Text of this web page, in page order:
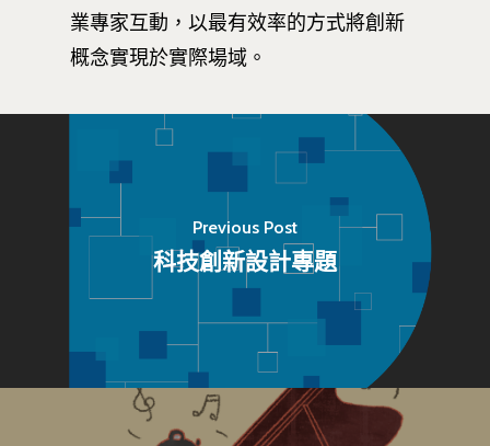
業專家互動，以最有效率的方式將創新
概念實現於實際場域。
Previous Post
科技創新設計專題